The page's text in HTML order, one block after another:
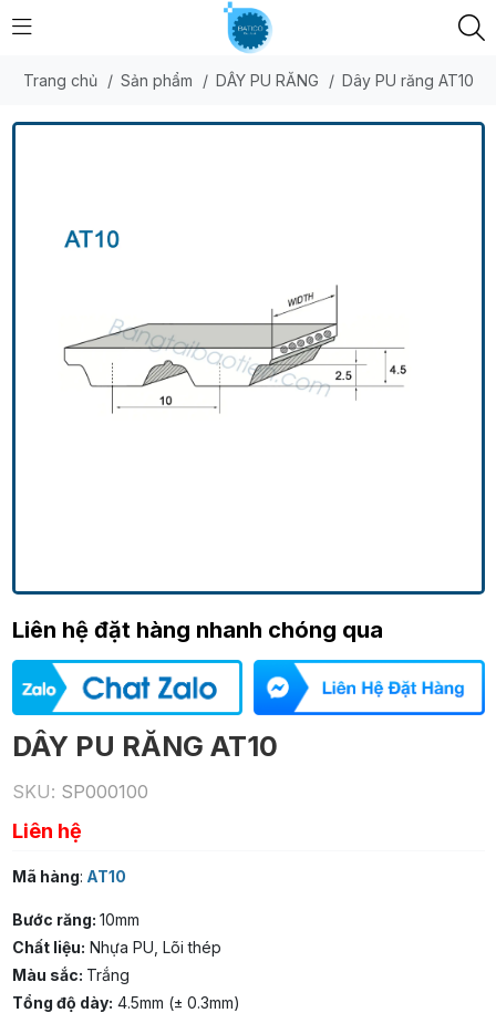
Trang chủ / Sản phẩm / DÂY PU RĂNG / Dây PU răng AT10
Liên hệ đặt hàng nhanh chóng qua
DÂY PU RĂNG AT10
SKU: SP000100
Liên hệ
Mã hàng: AT10
Bước răng: 10mm
Chất liệu: Nhựa PU, Lõi thép
Màu sắc: Trắng
Tổng độ dày: 4.5mm (± 0.3mm)